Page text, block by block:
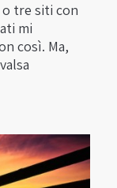
tre siti con
mi
così. Ma,